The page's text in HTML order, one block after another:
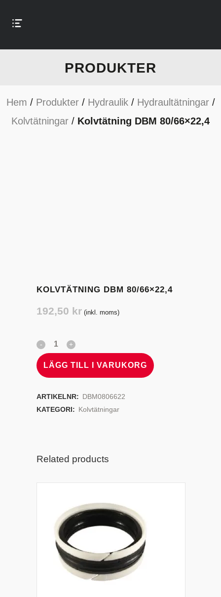
PRODUKTER
Hem / Produkter/ Hydraulik/ Hydraultätningar/
Kolvtätningar / Kolvtätning DBM 80/66×22,4
KOLVTÄTNING DBM 80/66×22,4
192,50 kr (inkl. moms)
LÄGG TILL I VARUKORG
ARTIKELNR: DBM0806622
KATEGORI: Kolvtätningar
Related products